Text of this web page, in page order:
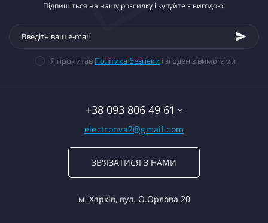
Підпишіться на нашу розсилку і купуйте з вигодою!
Я прочитав Політика безпеки і згоден з вимогами
+38 093 806 49 61
electronva2@gmail.com
ЗВ'ЯЗАТИСЯ З НАМИ
м. Харків, вул. О.Орлова 20